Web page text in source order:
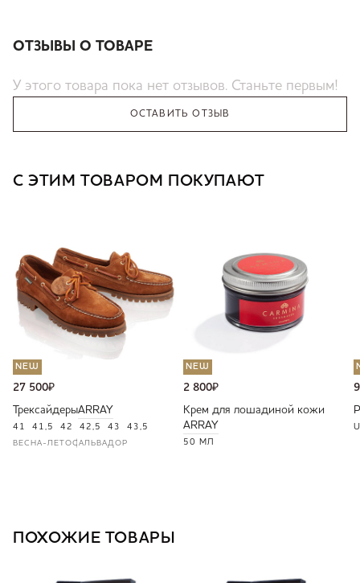
ОТЗЫВЫ О ТОВАРЕ
У этого товара пока нет отзывов. Станьте первым!
ОСТАВИТЬ ОТЗЫВ
С ЭТИМ ТОВАРОМ ПОКУПАЮТ
NEW
27 500₽
ТрексайдерыARRAY
41 41,5 42 42,5 43 43,5
ВЕСНА-ЛЕТОСАЛЬВАДОР
NEW
2 800₽
Крем для лошадиной кожи
ARRAY
50 МЛ
ПОХОЖИЕ ТОВАРЫ